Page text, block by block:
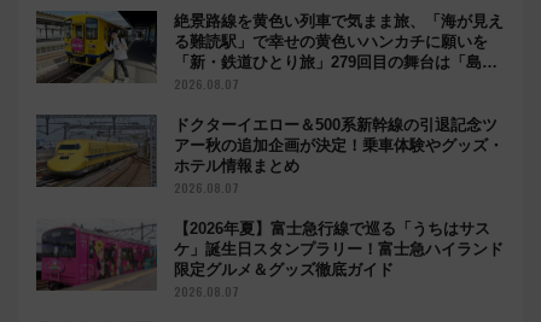
絶景路線を黄色い列車で気まま旅、「海が見え
る難読駅」で幸せの黄色いハンカチに願いを
「新・鉄道ひとり旅」279回目の舞台は「島原
鉄道」
2026.08.07
ドクターイエロー＆500系新幹線の引退記念ツ
アー秋の追加企画が決定！乗車体験やグッズ・
ホテル情報まとめ
2026.08.07
【2026年夏】富士急行線で巡る「うちはサス
ケ」誕生日スタンプラリー！富士急ハイランド
限定グルメ＆グッズ徹底ガイド
2026.08.07